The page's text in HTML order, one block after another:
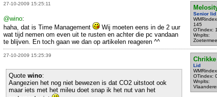
27-10-2009 15:25:11
Senior lid
145
OTindex:
Wnplts:
@wino:
haha, dat is Time Management
Wij moeten eens in de 2 uur
wat tijd nemen om even uit te rusten en achter die pc vandaan
te blijven. En toch gaan we dan op artikelen reageren ^^
27-10-2009 15:25:39
Chrikke
Lid
OTindex:
Wnplts:
Quote wino:
Aangezien het nog niet bewezen is dat CO2 uitstoot ook
maar iets met het mileu doet snap ik het nut van het